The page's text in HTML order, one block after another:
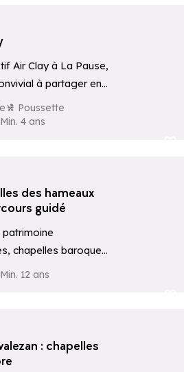
Air Clay à La Pause,
à partager en
Poussette
Min. 4 ans
des hameaux
guidé
chapelles baroques
s'effectue en
Min. 12 ans
: chapelles